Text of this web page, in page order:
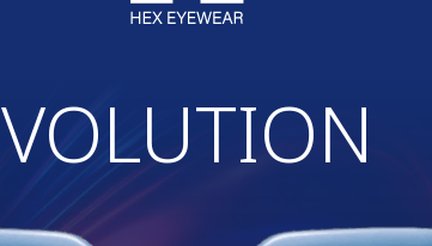
VOLUTION